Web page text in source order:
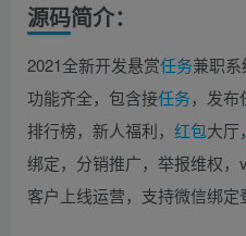
源码简介：
2021全新开发悬赏任务兼职系
功能齐全，包含接任务，发布
排行榜，新人福利， 红包大厅，
绑定，分销推广，举报维权
客户上线运营，支持微信绑